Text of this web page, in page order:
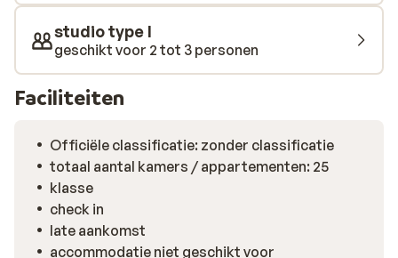
dineren: alles is mogelijk in Gerlos.
studio type I
geschikt voor 2 tot 3 personen
Faciliteiten
Officiële classificatie: zonder classificatie
totaal aantal kamers / appartementen: 25
klasse
check in
late aankomst
accommodatie niet geschikt voor